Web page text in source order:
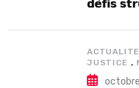
𝗱𝗲́𝗳𝗶𝘀
ACTUALITE
JUSTICE ,